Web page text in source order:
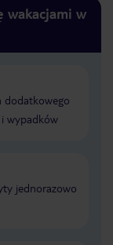
wakacjami w
dodatkowego
i wypadków
jednorazowo